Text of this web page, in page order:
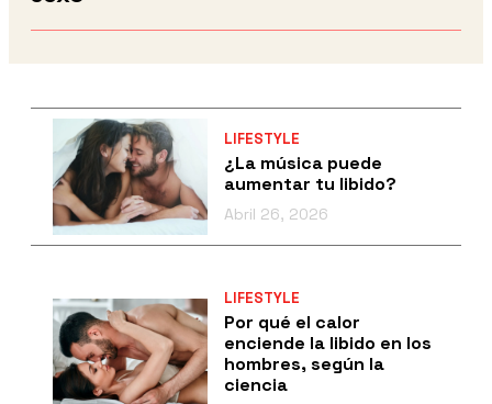
LIFESTYLE
¿La música puede
aumentar tu libido?
Abril 26, 2026
LIFESTYLE
Por qué el calor
enciende la libido en los
hombres, según la
ciencia